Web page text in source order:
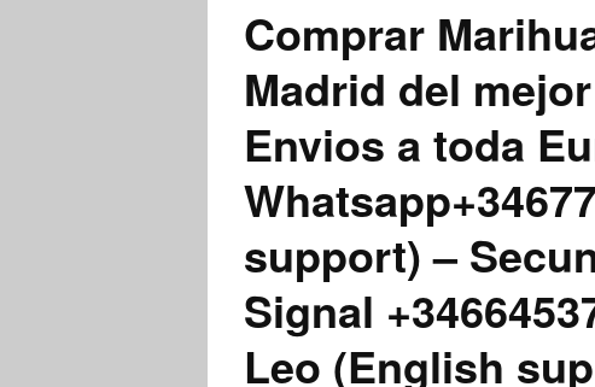
Comprar
Madrid del
Envios a toda
support) –
Signal
Leo (English